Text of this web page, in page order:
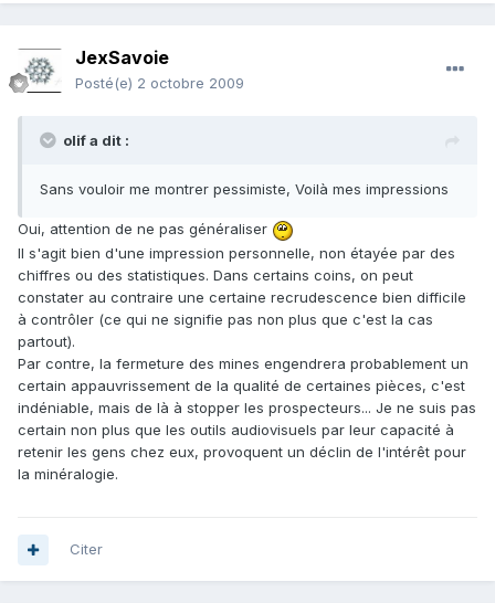
JexSavoie
Posté(e) 2 octobre 2009
olif a dit :
Sans vouloir me montrer pessimiste, Voilà mes impressions
Oui, attention de ne pas généraliser
Il s'agit bien d'une impression personnelle, non étayée par des
chiffres ou des statistiques. Dans certains coins, on peut
constater au contraire une certaine recrudescence bien difficile
à contrôler (ce qui ne signifie pas non plus que c'est la cas
partout).
Par contre, la fermeture des mines engendrera probablement un
certain appauvrissement de la qualité de certaines pièces, c'est
indéniable, mais de là à stopper les prospecteurs... Je ne suis pas
certain non plus que les outils audiovisuels par leur capacité à
retenir les gens chez eux, provoquent un déclin de l'intérêt pour
la minéralogie.
Citer